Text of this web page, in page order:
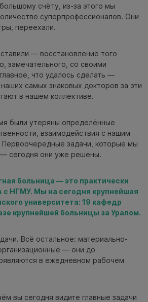
счёту, из-за этого мы
суперпрофессионалов. Они
переехали.
— восстановление того
замечательного, со своими
что удалось сделать —
самых знаковых докторов за эти
в нашем коллективе.
были утеряны определённые
взаимодействия с нашим
Первоочередные задачи, которые мы
— сегодня они уже решены.
больница — это практически
с НГМУ. Мы на сегодня крупнейшая
университета: 19 кафедр
крупнейшей больницы за Уралом.
Всё остальное: материально-
— они до
в ежедневном рабочем
вы сегодня видите главные задачи